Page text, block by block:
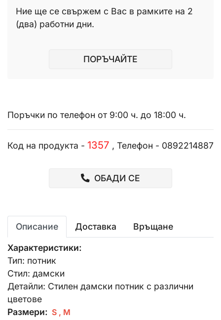
Ние ще се свържем с Вас в рамките на 2
(два) работни дни.
ПОРЪЧАЙТЕ
Поръчки по телефон от 9:00 ч. до 18:00 ч.
Код на продукта - 1357 , Телефон - 0892214887
ОБАДИ СЕ
Описание Доставка Връщане
Характеристики:
Тип: потник
Стил: дамски
Детайли: Стилен дамски потник с различни
цветове
Размери: S , М